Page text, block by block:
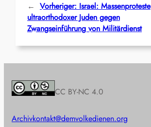
← Vorheriger: Israel: Massenproteste
ultraorthodoxer Juden gegen
Zwangseinführung von Militärdienst
CC BY-NC 4.0
Archivkontakt@demvolkedienen.org